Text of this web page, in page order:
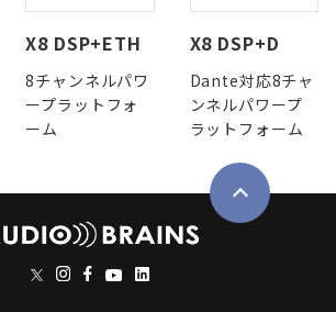
X8 DSP+ETH
8チャンネルパワ
ープラットフォ
ーム
X8 DSP+D
Dante対応8チャ
ンネルパワープ
ラットフォーム